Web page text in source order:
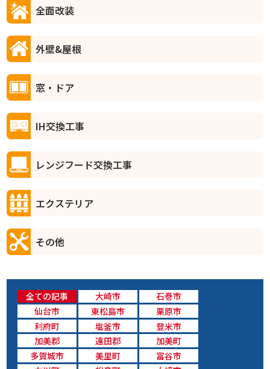
全面改装
外壁&屋根
窓・ドア
IH交換工事
レンジフード交換工事
エクステリア
その他
全ての記事 大崎市
石巻市
仙台市
東松島市
栗原市
利府町
塩釜市
登米市
加美郡
遠田郡
加美町
多賀城市
美里町
富谷市